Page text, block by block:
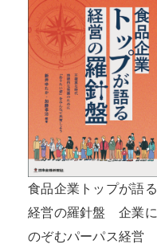
食品企業トップが語る
経営の羅針盤 企業に
のぞむパーパス経営